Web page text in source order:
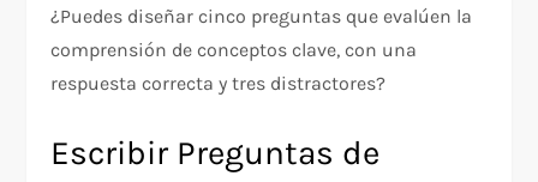
¿Puedes diseñar cinco preguntas que evalúen la
comprensión de conceptos clave, con una
respuesta correcta y tres distractores?
Escribir Preguntas de